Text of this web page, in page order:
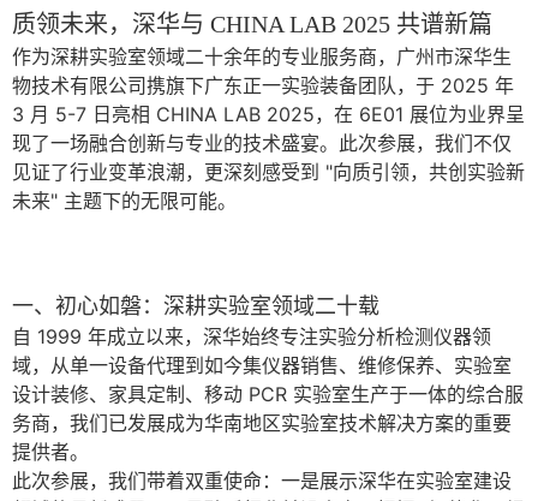
质领未来，深华与 CHINA LAB 2025 共谱新篇
作为深耕实验室领域二十余年的专业服务商，广州市深华生
物技术有限公司携旗下广东正一实验装备团队，于 2025 年
3 月 5-7 日亮相 CHINA LAB 2025，在 6E01 展位为业界呈
现了一场融合创新与专业的技术盛宴。此次参展，我们不仅
见证了行业变革浪潮，更深刻感受到 "向质引领，共创实验新
未来" 主题下的无限可能。
一、初心如磐：深耕实验室领域二十载
自 1999 年成立以来，深华始终专注实验分析检测仪器领
域，从单一设备代理到如今集仪器销售、维修保养、实验室
设计装修、家具定制、移动 PCR 实验室生产于一体的综合服
务商，我们已发展成为华南地区实验室技术解决方案的重要
提供者。
此次参展，我们带着双重使命：一是展示深华在实验室建设